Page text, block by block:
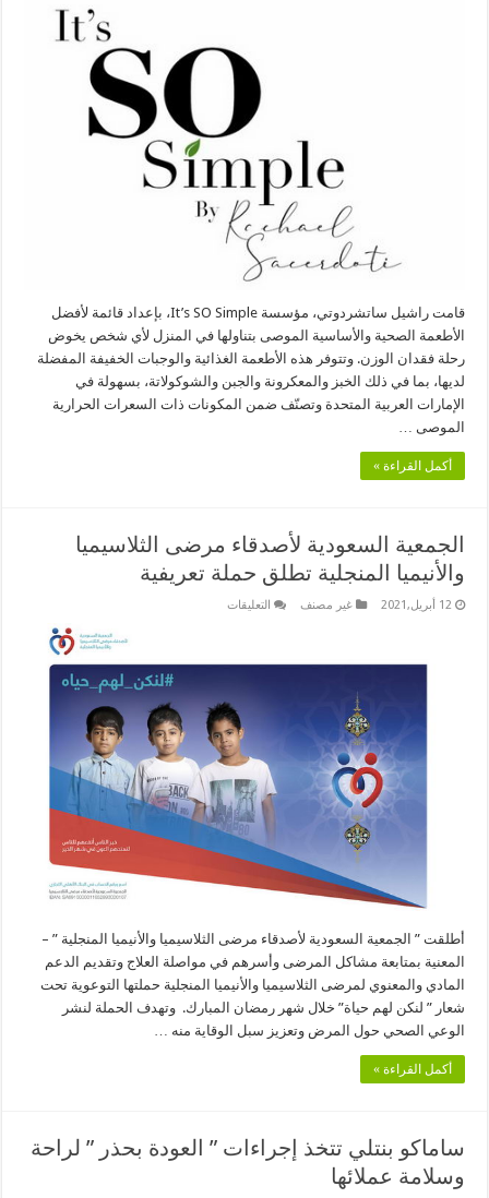
إنقاص
الوزن
مغلقة
قامت راشيل ساتشردوتي، مؤسسة It’s SO Simple، بإعداد قائمة لأفضل
الأطعمة الصحية والأساسية الموصى بتناولها في المنزل لأي شخص يخوض
رحلة فقدان الوزن. وتتوفر هذه الأطعمة الغذائية والوجبات الخفيفة المفضلة
لديها، بما في ذلك الخبز والمعكرونة والجبن والشوكولاتة، بسهولة في
الإمارات العربية المتحدة وتصنّف ضمن المكونات ذات ​​السعرات الحرارية
الموصى …
أكمل القراءة »
الجمعية السعودية لأصدقاء مرضى الثلاسيميا
والأنيميا المنجلية تطلق حملة تعريفية
12 أبريل,2021 غير مصنف التعليقاتعلى
مرضى
المنجلية
تطلق
حملة
تعريفية
مغلقة
أطلقت ” الجمعية السعودية لأصدقاء مرضى الثلاسيميا والأنيميا المنجلية ” –
المعنية بمتابعة مشاكل المرضى وأسرهم في مواصلة العلاج وتقديم الدعم
المادي والمعنوي لمرضى الثلاسيميا والأنيميا المنجلية حملتها التوعوية تحت
شعار ” لنكن لهم حياة” خلال شهر رمضان المبارك. وتهدف الحملة لنشر
الوعي الصحي حول المرض وتعزيز سبل الوقاية منه …
أكمل القراءة »
ساماكو بنتلي تتخذ إجراءات ” العودة بحذر ” لراحة
وسلامة عملائها